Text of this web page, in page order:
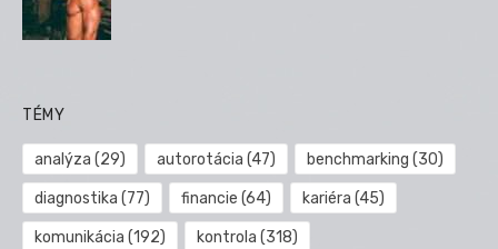
TÉMY
analýza (29) autorotácia (47) benchmarking (30)
diagnostika (77) financie (64) kariéra (45)
komunikácia (192) kontrola (318)